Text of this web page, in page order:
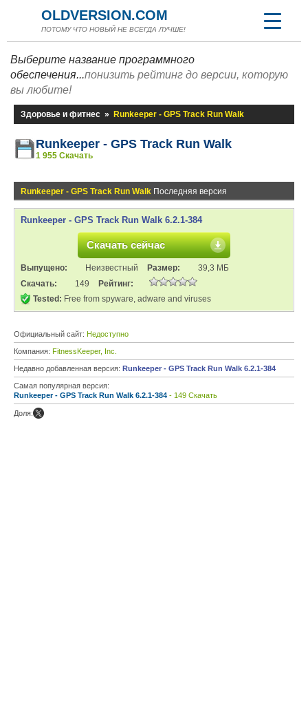
OLDVERSION.COM
ПОТОМУ ЧТО НОВЫЙ НЕ ВСЕГДА ЛУЧШЕ!
Выберите название программного
обеспечения...понизить рейтинг до версии, которую
вы любите!
Здоровье и фитнес » Runkeeper - GPS Track Run Walk
Runkeeper - GPS Track Run Walk
1 955 Скачать
Runkeeper - GPS Track Run Walk Последняя версия
Runkeeper - GPS Track Run Walk 6.2.1-384
Скачать сейчас
Выпущено: Неизвестный Размер:
39,3 МБ
Скачать:
149
Рейтинг:
Tested: Free from spyware, adware and viruses
Официальный сайт: Недоступно
Компания: FitnessKeeper, Inc.
Недавно добавленная версия: Runkeeper - GPS Track Run Walk 6.2.1-384
Самая популярная версия:
Runkeeper - GPS Track Run Walk 6.2.1-384 - 149 Скачать
Доля: